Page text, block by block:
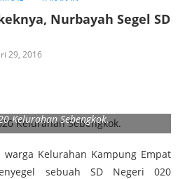
Nurbayah Segel SD
29, 2016
Kelurahan Sebengkok.
warga Kelurahan Kampung Empat
sebuah SD Negeri 020